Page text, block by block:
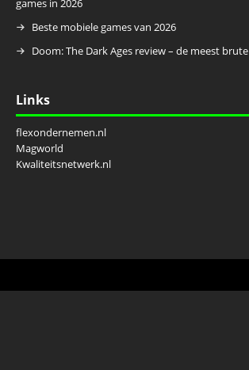
games in 2026
Beste mobiele games van 2026
Doom: The Dark Ages review – de meest
Links
flexondernemen.nl
Magworld
Kwaliteitsnetwerk.nl